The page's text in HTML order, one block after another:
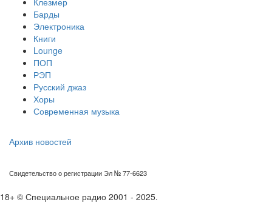
Барды
Электроника
Книги
Lounge
ПОП
РЭП
Русский джаз
Хоры
Современная музыка
Архив новостей
Свидетельство о регистрации Эл № 77-6623
18+ © Специальное радио 2001 - 2025.